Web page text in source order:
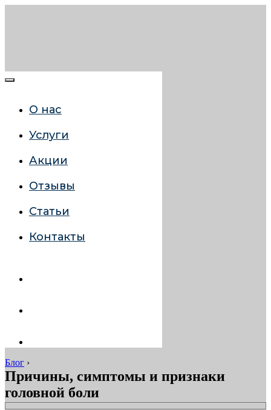
О нас
Услуги
Акции
Отзывы
Статьи
Контакты
Блог ›
Причины, симптомы и признаки
головной боли